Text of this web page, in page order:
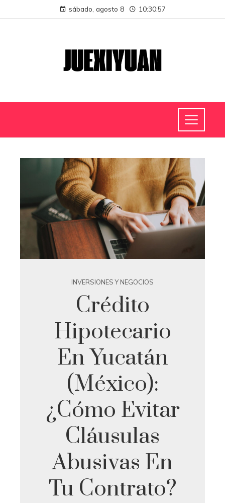
sábado, agosto 8 10:30:58
INVERSIONES Y NEGOCIOS
Crédito
Hipotecario
En Yucatán
(México):
¿cómo Evitar
Cláusulas
Abusivas En
Tu Contrato?